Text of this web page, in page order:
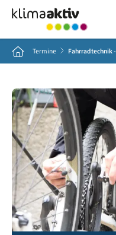
Home Termine Fahrradtechnik